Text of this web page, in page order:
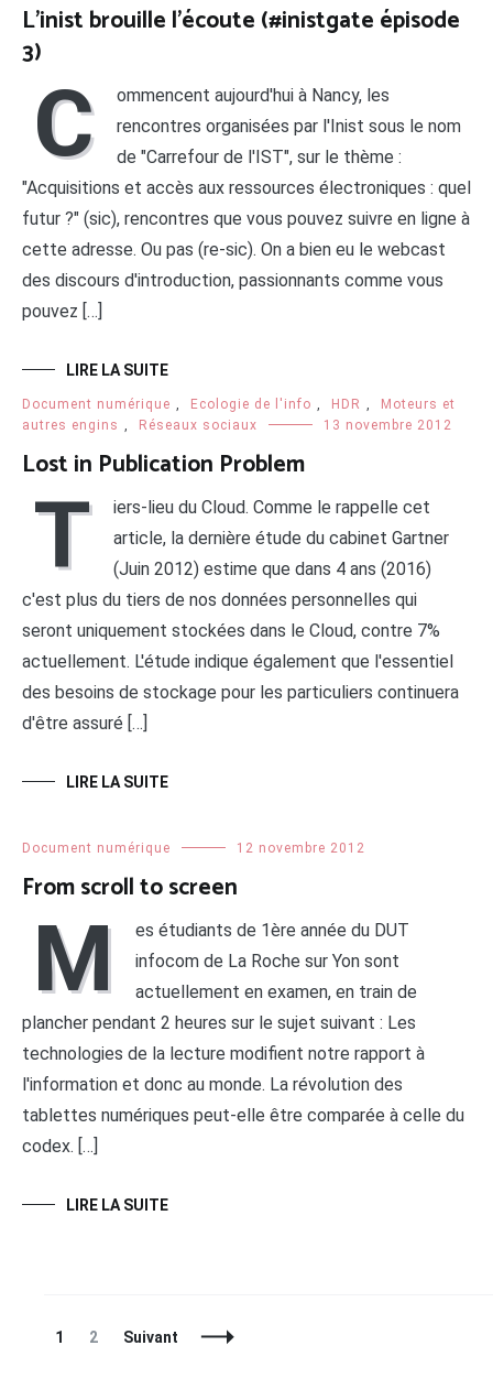
L’inist brouille l’écoute (#inistgate épisode
3)
C
ommencent aujourd'hui à Nancy, les
rencontres organisées par l'Inist sous le nom
de "Carrefour de l'IST", sur le thème :
"Acquisitions et accès aux ressources électroniques : quel
futur ?" (sic), rencontres que vous pouvez suivre en ligne à
cette adresse. Ou pas (re-sic). On a bien eu le webcast
des discours d'introduction, passionnants comme vous
pouvez […]
LIRE LA SUITE
Document numérique Ecologie de l'info HDR
Moteurs et
autres engins
Réseaux sociaux 13 novembre 2012
Lost in Publication Problem
T
iers-lieu du Cloud. Comme le rappelle cet
article, la dernière étude du cabinet Gartner
(Juin 2012) estime que dans 4 ans (2016)
c'est plus du tiers de nos données personnelles qui
seront uniquement stockées dans le Cloud, contre 7%
actuellement. L'étude indique également que l'essentiel
des besoins de stockage pour les particuliers continuera
d'être assuré […]
LIRE LA SUITE
Document numérique 12 novembre 2012
From scroll to screen
M
es étudiants de 1ère année du DUT
infocom de La Roche sur Yon sont
actuellement en examen, en train de
plancher pendant 2 heures sur le sujet suivant : Les
technologies de la lecture modifient notre rapport à
l'information et donc au monde. La révolution des
tablettes numériques peut-elle être comparée à celle du
codex. […]
LIRE LA SUITE
Navigation
Page
1 Page
2 Suivant